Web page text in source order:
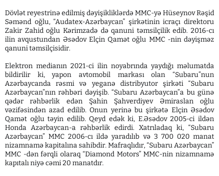
Dövlət reyestrinə edilmiş dəyişikliklərdə MMC-yə Hüseynov Rəşid
Səmənd oğlu, “Audatex-Azərbaycan” şirkətinin icraçı direktoru
Zakir Zahid oğlu Kərimzadə də qanuni təmsilçilik edib. 2016-cı
ilin avqustundan Əsədov Elçin Qamət oğlu MMC -nin dəyişməz
qanuni təmsilçisidir.
Elektron medianın 2021-ci ilin noyabrında yaydığı məlumatda
bildirilir ki, yapon avtomobil markası olan “Subaru”nun
Azərbaycanda rəsmi və yeganə distribyutor şirkəti “Subaru
Azərbaycan”nın rəhbəri dəyişib. “Subaru Azərbaycan”a bu günə
qədər rəhbərlik edən Şahin Şahverdiyev Əmiraslan oğlu
vəzifəsindən azad edilib. Onun yerinə bu şirkətə Elçin Əsədov
Qamət oğlu təyin edilib. Qeyd edək ki, E.Əsədov 2005-ci ildən
Honda Azərbaycan-a rəhbərlik edirdi. Xatrıladaq ki, “Subaru
Azərbaycan” MMC 2006-cı ildə yaradılıb və 3 700 020 manat
nizamnamə kapitalına sahibdir. Mafraqlıdır, “Subaru Azərbaycan”
MMC -dən fərqli olaraq “Diamond Motors” MMC-nin nizamnamə
kapıtalı niyə cəmi 20 manatdır.